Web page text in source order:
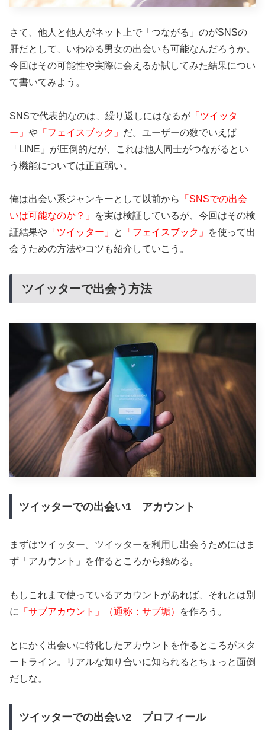
さて、他人と他人がネット上で「つながる」のがSNSの
肝だとして、いわゆる男女の出会いも可能なんだろうか。
今回はその可能性や実際に会えるか試してみた結果につい
て書いてみよう。
SNSで代表的なのは、繰り返しにはなるが 「ツイッタ
ー」 や 「フェイスブック」 だ。ユーザーの数でいえば
「LINE」が圧倒的だが、これは他人同士がつながるとい
う機能については正直弱い。
俺は出会い系ジャンキーとして以前から
「SNSでの出会
いは可能なのか？」
を実は検証しているが、今回はその検
証結果や 「ツイッター」 と 「フェイスブック」
を使って出
会うための方法やコツも紹介していこう。
ツイッターで出会う方法
ツイッターでの出会い1 アカウント
まずはツイッター。ツイッターを利用し出会うためにはま
ず「アカウント」を作るところから始める。
もしこれまで使っているアカウントがあれば、それとは別
に
「サブアカウント」（通称：サブ垢） を作ろう。
とにかく出会いに特化したアカウントを作るところがスタ
ートライン。リアルな知り合いに知られるとちょっと面倒
だしな。
ツイッターでの出会い2 プロフィール